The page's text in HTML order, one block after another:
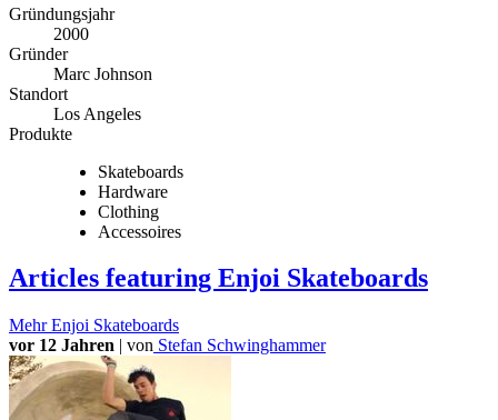
Gründungsjahr
2000
Gründer
Marc Johnson
Standort
Los Angeles
Produkte
Skateboards
Hardware
Clothing
Accessoires
Articles featuring Enjoi Skateboards
MehrEnjoi Skateboards
vor 12 Jahren | von Stefan Schwinghammer